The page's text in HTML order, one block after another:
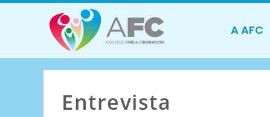
A AFC
Entrevista